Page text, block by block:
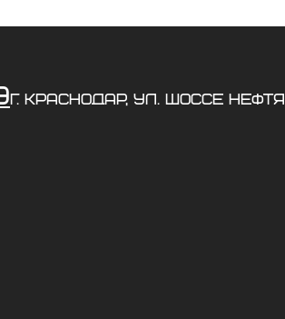
г. Краснодар, ул. Шоссе